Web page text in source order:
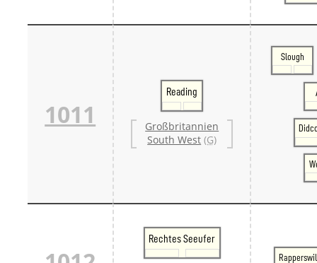
1011
Reading
Großbritannien
South West (G)
Slough
Rechtes Seeufer
Rapperswil